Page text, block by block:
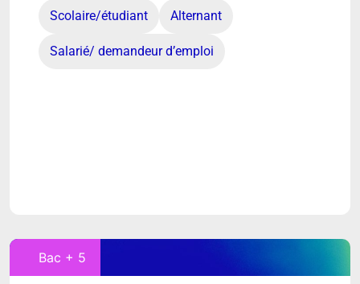
Scolaire/étudiant Alternant
Salarié/ demandeur d’emploi
Bac + 5